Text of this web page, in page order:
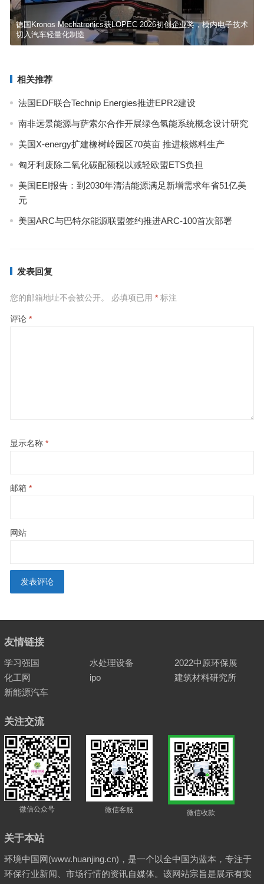
德国Kronos Mechatronics获LOPEC 2026初创企业奖，模内电子技术
切入汽车轻量化制造
相关推荐
法国EDF联合Technip Energies推进EPR2建设
南非远景能源与萨索尔合作开展绿色氢能系统概念设计研究
美国X-energy扩建橡树岭园区70英亩 推进核燃料生产
匈牙利废除二氧化碳配额税以减轻欧盟ETS负担
美国EEI报告：到2030年清洁能源满足新增需求年省51亿美
元
美国ARC与巴特尔能源联盟签约推进ARC-100首次部署
发表回复
您的邮箱地址不会被公开。 必填项已用 *标注
评论 *
显示名称 *
邮箱 *
网站
友情链接
学习强国 水处理设备
2022中原环保展
化工网
ipo
建筑材料研究所
新能源汽车
关注交流
微信公众号 微信客服 微信收款
关于本站
环境中国网(www.huanjing.cn)，是一个以全中国为蓝本，专注于
环保行业新闻、市场行情的资讯自媒体。该网站宗旨是展示有实